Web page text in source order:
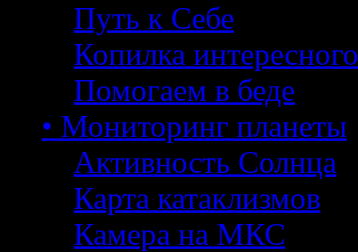
Путь к Себе
Копилка интересного
Помогаем в беде
• Мониторинг планеты
Активность Солнца
Карта катаклизмов
Камера на МКС